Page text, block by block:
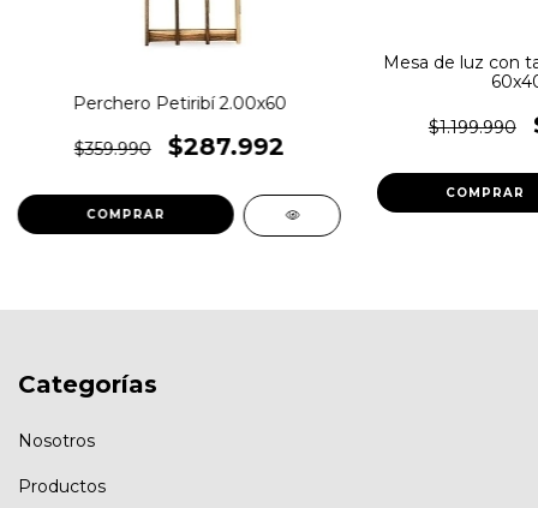
Perchero Petiribí 2.00x60
$359.990 $287.992
Mesa de luz con
$1.199.990
Categorías
Nosotros
Productos